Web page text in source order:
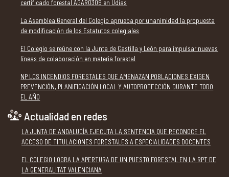
certificado forestal AGAR0309 en Udías
La Asamblea General del Colegio aprueba por unanimidad la propuesta
de modificación de los Estatutos colegiales
El Colegio se reúne con la Junta de Castilla y León para impulsar nuevas
líneas de colaboración en materia forestal
NP LOS INCENDIOS FORESTALES QUE AMENAZAN POBLACIONES EXIGEN
PREVENCIÓN, PLANIFICACIÓN LOCAL Y AUTOPROTECCIÓN DURANTE TODO
EL AÑO
Actualidad en redes
LA JUNTA DE ANDALUCÍA EJECUTA LA SENTENCIA QUE RECONOCE EL
ACCESO DE TITULACIONES FORESTALES A ESPECIALIDADES DOCENTES
EL COLEGIO LOGRA LA APERTURA DE UN PUESTO FORESTAL EN LA RPT DE
LA GENERALITAT VALENCIANA